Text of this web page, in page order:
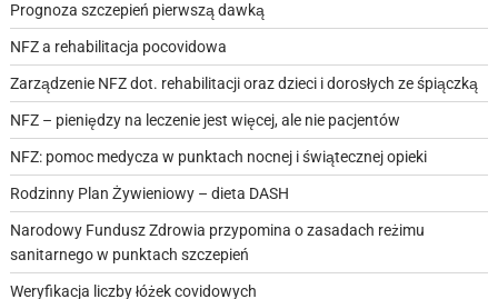
Prognoza szczepień pierwszą dawką
NFZ a rehabilitacja pocovidowa
Zarządzenie NFZ dot. rehabilitacji oraz dzieci i dorosłych ze śpiączką
NFZ – pieniędzy na leczenie jest więcej, ale nie pacjentów
NFZ: pomoc medycza w punktach nocnej i świątecznej opieki
Rodzinny Plan Żywieniowy – dieta DASH
Narodowy Fundusz Zdrowia przypomina o zasadach reżimu
sanitarnego w punktach szczepień
Weryfikacja liczby łóżek covidowych